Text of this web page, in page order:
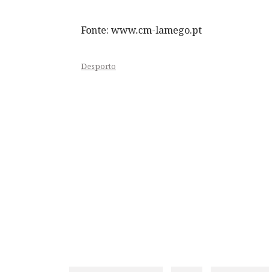
Fonte: www.cm-lamego.pt
Desporto